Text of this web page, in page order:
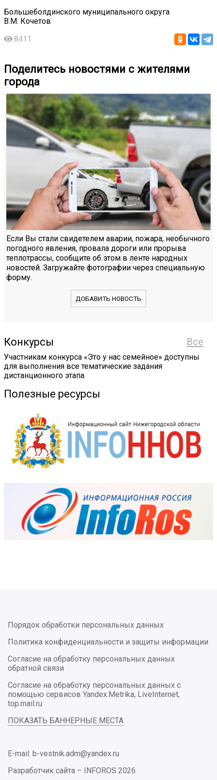
Большеболдинского муниципального округа
В.М. Кочетов
8411
Поделитесь новостями с жителями
города
Если Вы стали свидетелем аварии, пожара, необычного
погодного явления, провала дороги или прорыва
теплотрассы, сообщите об этом в ленте народных
новостей. Загружайте фотографии через специальную
форму.
ДОБАВИТЬ НОВОСТЬ
Все
Конкурсы
Участникам конкурса «Это у нас семейное» доступны
для выполнения все тематические задания
дистанционного этапа
Полезные ресурсы
Порядок обработки персональных данных
Политика конфиденциальности и защиты информации
Согласие на обработку персональных данных
обратной связи
Согласие на обработку персональных данных с
помощью сервисов Yandex.Metrika, LiveInternet,
top.mail.ru
ПОКАЗАТЬ БАННЕРНЫЕ МЕСТА
E-mail: b-vestnik.adm@yandex.ru
Разработчик сайта – INFOROS 2026